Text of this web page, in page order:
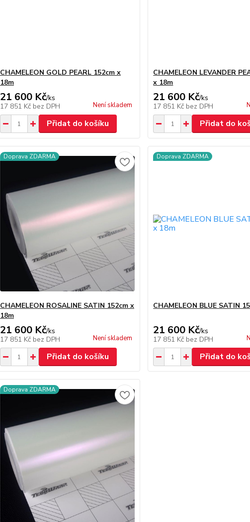
CHAMELEON GOLD PEARL 152cm x
18m
21 600 Kč/ks
17 851 Kč bez DPH Není skladem
Přidat do košíku
CHAMELEON LEVANDER
x 18m
21 600 Kč/ks
17 851 Kč bez DPH
Přidat do
Doprava ZDARMA
CHAMELEON ROSALINE SATIN 152cm x
18m
21 600 Kč/ks
17 851 Kč bez DPH Není skladem
Přidat do košíku
Doprava ZDARMA
CHAMELEON BLUE SATIN
21 600 Kč/ks
17 851 Kč bez DPH
Přidat do
Doprava ZDARMA